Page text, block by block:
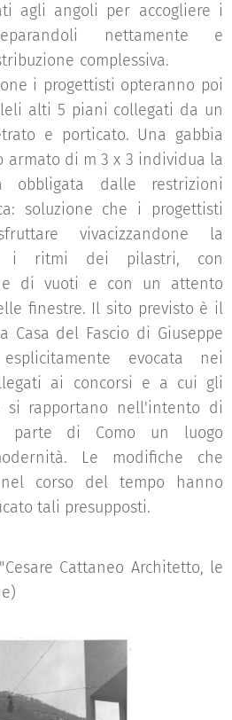
agli angoli per accogliere i
nettamente e
complessiva.
i progettisti opteranno poi
alti 5 piani collegati da un
e porticato. Una gabbia
armato di m 3 x 3 individua la
obbligata dalle restrizioni
soluzione che i progettisti
vivacizzandone la
i ritmi dei pilastri, con
di vuoti e con un attento
finestre. Il sito previsto è il
Casa del Fascio di Giuseppe
evocata nei
ai concorsi e a cui gli
si rapportano nell'intento di
parte di Como un luogo
Le modifiche che
corso del tempo hanno
tali presupposti.
Cattaneo Architetto, le